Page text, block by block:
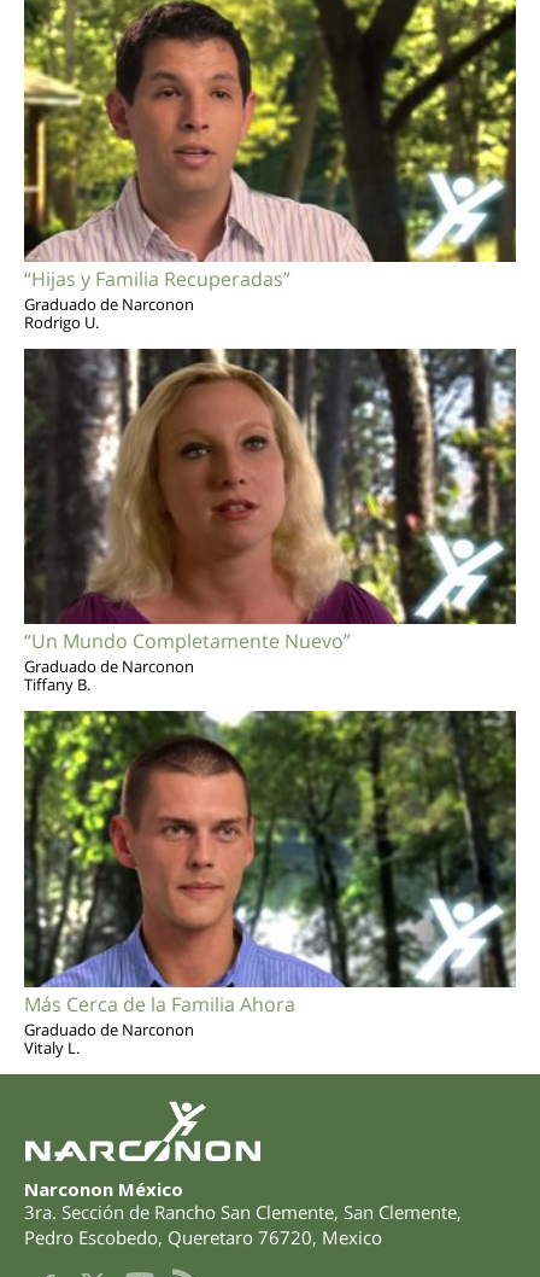
“Hijas y Familia Recuperadas”
Graduado de Narconon
Rodrigo U.
“Un Mundo Completamente Nuevo”
Graduado de Narconon
Tiffany B.
Más Cerca de la Familia Ahora
Graduado de Narconon
Vitaly L.
Narconon México
3ra. Sección de Rancho San Clemente, San Clemente,
Pedro Escobedo, Queretaro 76720, Mexico